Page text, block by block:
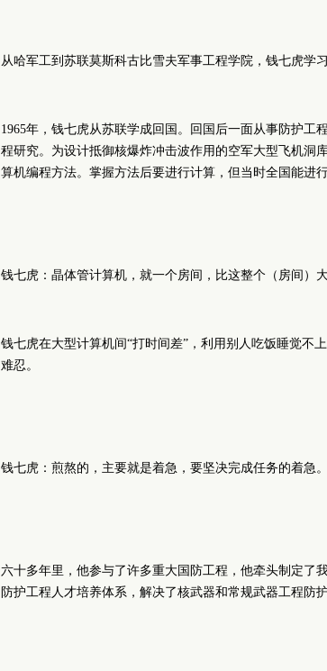
从哈军工到苏联莫斯科古比雪夫军事工程学院，钱七虎学
1965年，钱七虎从苏联学成回国。回国后一面从事防护工
程研究。为设计抵御核爆炸冲击波作用的空军大型飞机洞
算机编程方法。掌握方法后要进行计算，但当时全国能进
钱七虎：晶体管计算机，就一个房间，比这整个（房间）
钱七虎在大型计算机间“打时间差”，利用别人吃饭睡觉不
难忍。
钱七虎：煎熬的，主要就是着急，要坚决完成任务的着急。
六十多年里，他参与了许多重大国防工程，他牵头制定了
防护工程人才培养体系，解决了核武器和常规武器工程防